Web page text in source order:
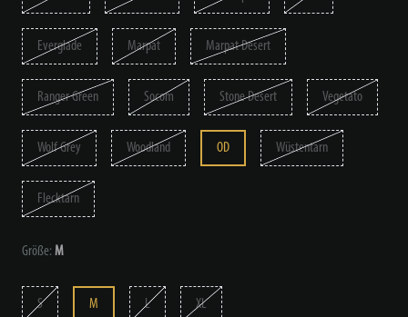
Everglade Marpat Marpat Desert
Ranger Green Socom Stone Desert Vegetato
Wolf Grey Woodland OD Wüstentarn
Flecktarn
Größe: M
S M L XL